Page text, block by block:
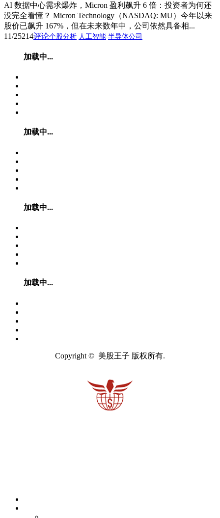
AI 数据中心需求爆炸，Micron 盈利飙升 6 倍：投资者为何还
没完全看懂？ Micron Technology（NASDAQ: MU）今年以来
股价已飙升 167%，但在未来数年中，公司依然具备相...
11/25214评论个股分析 人工智能 半导体公司
加载中...
加载中...
加载中...
加载中...
Copyright © 美股王子 版权所有.